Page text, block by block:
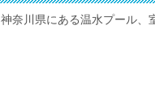
神奈川県にある温水プール、